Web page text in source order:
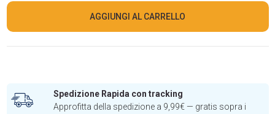
AGGIUNGI AL CARRELLO
Spedizione Rapida con tracking
Approfitta della spedizione a 9,99€ — gratis sopra i